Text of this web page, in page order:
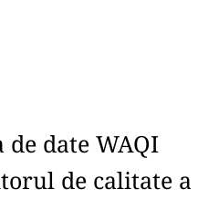
date WAQI
de calitate a